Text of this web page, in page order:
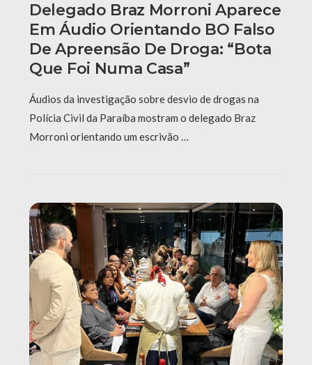
Delegado Braz Morroni Aparece
Em Áudio Orientando BO Falso
De Apreensão De Droga: “Bota
Que Foi Numa Casa”
Áudios da investigação sobre desvio de drogas na
Polícia Civil da Paraíba mostram o delegado Braz
Morroni orientando um escrivão …